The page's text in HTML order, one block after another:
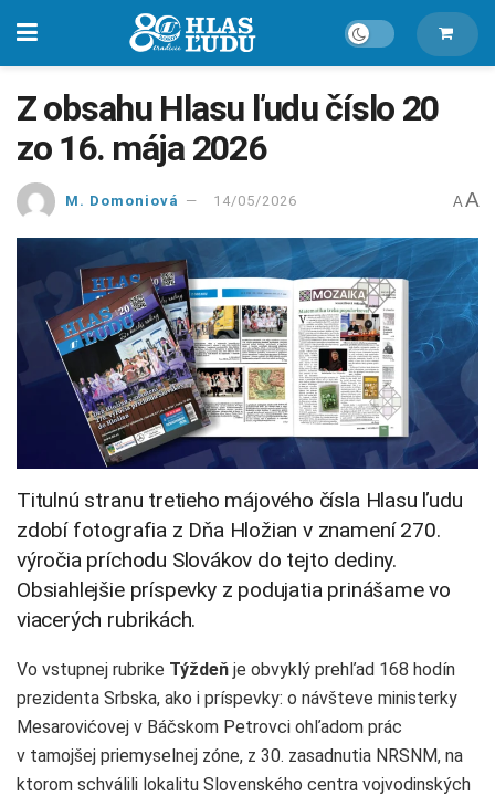
Z obsahu Hlasu ľudu číslo 20
zo 16. mája 2026
M. Domoniová 14/05/2026 A A
Titulnú stranu tretieho májového čísla Hlasu ľudu
zdobí fotografia z Dňa Hložian v znamení 270.
výročia príchodu Slovákov do tejto dediny.
Obsiahlejšie príspevky z podujatia prinášame vo
viacerých rubrikách.
Vo vstupnej rubrike Týždeň je obvyklý prehľad 168 hodín
prezidenta Srbska, ako i príspevky: o návšteve ministerky
Mesarovićovej v Báčskom Petrovci ohľadom prác
v tamojšej priemyselnej zóne, z 30. zasadnutia NRSNM, na
ktorom schválili lokalitu Slovenského centra vojvodinských